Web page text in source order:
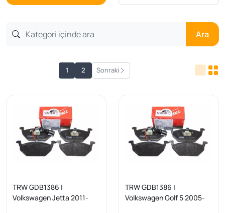
Ara
1 2 Sonraki
TRW GDB1386 |
Volkswagen Jetta 2011-
TRW GDB1386 |
Volkswagen Golf 5 2005-